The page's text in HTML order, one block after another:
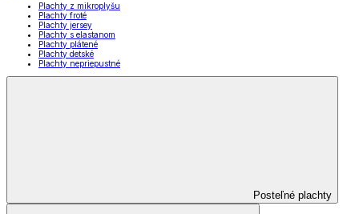
Plachty z mikroplyšu
Plachty froté
Plachty jersey
Plachty s elastanom
Plachty plátené
Plachty detské
Plachty nepriepustné
Posteľné plachty